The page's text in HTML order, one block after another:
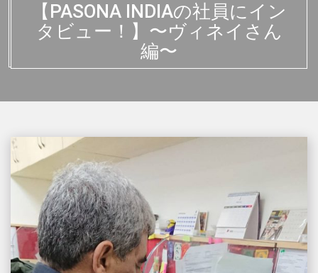
【PASONA INDIAの社員にイン
タビュー！】〜ヴィネイさん
編〜